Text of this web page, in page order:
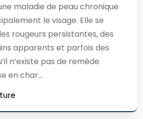
maladie de peau chronique
le visage. Elle se
rougeurs persistantes, des
apparents et parfois des
n’existe pas de remède
en char...